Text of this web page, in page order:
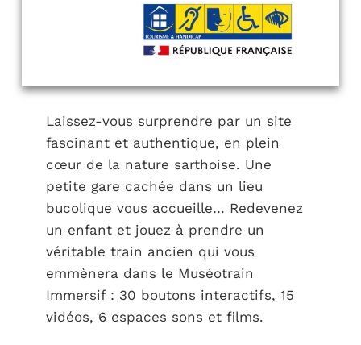
Laissez-vous surprendre par un site
fascinant et authentique, en plein
cœur de la nature sarthoise. Une
petite gare cachée dans un lieu
bucolique vous accueille… Redevenez
un enfant et jouez à prendre un
véritable train ancien qui vous
emmènera dans le Muséotrain
Immersif : 30 boutons interactifs, 15
vidéos, 6 espaces sons et films.